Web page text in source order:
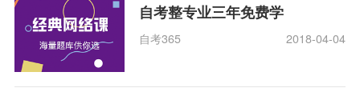
自考整专业三年免费学
自考365 2018-04-04